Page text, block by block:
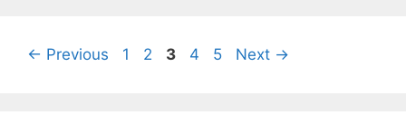
← Previous 1 2 3 4 5 Next →